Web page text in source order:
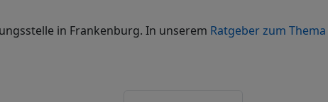
in Frankenburg. In unserem Ratgeber zum